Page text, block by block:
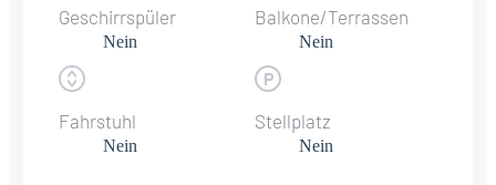
Geschirrspüler
Nein
Balkone/Terrassen
Nein
Fahrstuhl
Nein
Stellplatz
Nein